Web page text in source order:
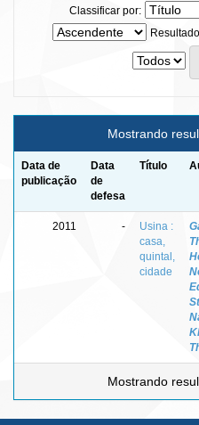
Classificar por:
Mostrando
Data de
publicação
Data
de
defesa
Título
2011 -
Usina :
casa,
quintal,
cidade
Mostrando